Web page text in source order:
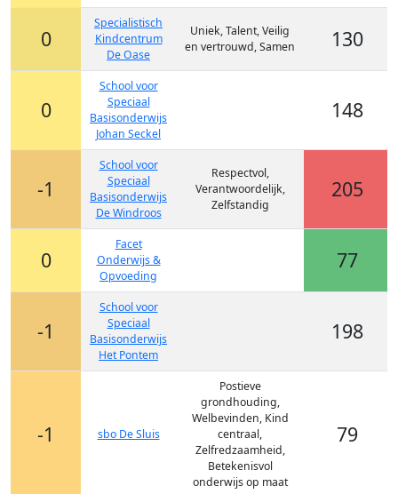
0
Specialistisch
Kindcentrum
De Oase
Uniek, Talent, Veilig
en vertrouwd, Samen
130
0
School voor
Speciaal
Basisonderwijs
Johan Seckel
148
-1
School voor
Speciaal
Basisonderwijs
De Windroos
Respectvol,
Verantwoordelijk,
Zelfstandig
205
0
Facet
Onderwijs &
Opvoeding
77
-1
School voor
Speciaal
Basisonderwijs
Het Pontem
198
-1 sbo De Sluis
Postieve
grondhouding,
Welbevinden, Kind
centraal,
Zelfredzaamheid,
Betekenisvol
onderwijs op maat
79